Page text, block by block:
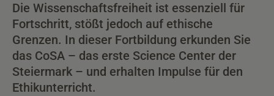
Die Wissenschaftsfreiheit ist essenziell für
Fortschritt, stößt jedoch auf ethische
Grenzen. In dieser Fortbildung erkunden Sie
das CoSA – das erste Science Center der
Steiermark – und erhalten Impulse für den
Ethikunterricht.